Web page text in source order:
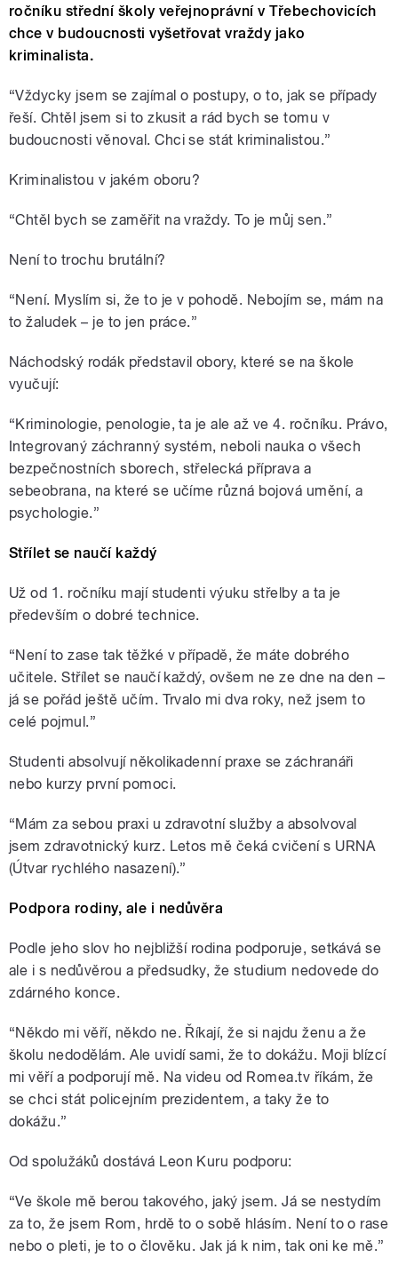
ročníku střední školy veřejnoprávní v Třebechovicích
chce v budoucnosti vyšetřovat vraždy jako
kriminalista.
“Vždycky jsem se zajímal o postupy, o to, jak se případy
řeší. Chtěl jsem si to zkusit a rád bych se tomu v
budoucnosti věnoval. Chci se stát kriminalistou.”
Kriminalistou v jakém oboru?
“Chtěl bych se zaměřit na vraždy. To je můj sen.”
Není to trochu brutální?
“Není. Myslím si, že to je v pohodě. Nebojím se, mám na
to žaludek – je to jen práce.”
Náchodský rodák představil obory, které se na škole
vyučují:
“Kriminologie, penologie, ta je ale až ve 4. ročníku. Právo,
Integrovaný záchranný systém, neboli nauka o všech
bezpečnostních sborech, střelecká příprava a
sebeobrana, na které se učíme různá bojová umění, a
psychologie.”
Střílet se naučí každý
Už od 1. ročníku mají studenti výuku střelby a ta je
především o dobré technice.
“Není to zase tak těžké v případě, že máte dobrého
učitele. Střílet se naučí každý, ovšem ne ze dne na den –
já se pořád ještě učím. Trvalo mi dva roky, než jsem to
celé pojmul.”
Studenti absolvují několikadenní praxe se záchranáři
nebo kurzy první pomoci.
“Mám za sebou praxi u zdravotní služby a absolvoval
jsem zdravotnický kurz. Letos mě čeká cvičení s URNA
(Útvar rychlého nasazení).”
Podpora rodiny, ale i nedůvěra
Podle jeho slov ho nejbližší rodina podporuje, setkává se
ale i s nedůvěrou a předsudky, že studium nedovede do
zdárného konce.
“Někdo mi věří, někdo ne. Říkají, že si najdu ženu a že
školu nedodělám. Ale uvidí sami, že to dokážu. Moji blízcí
mi věří a podporují mě. Na videu od Romea.tv říkám, že
se chci stát policejním prezidentem, a taky že to
dokážu.”
Od spolužáků dostává Leon Kuru podporu:
“Ve škole mě berou takového, jaký jsem. Já se nestydím
za to, že jsem Rom, hrdě to o sobě hlásím. Není to o rase
nebo o pleti, je to o člověku. Jak já k nim, tak oni ke mě.”